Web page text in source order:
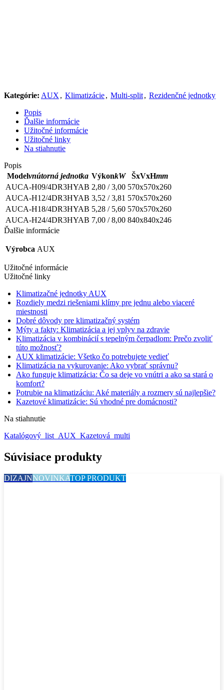
Kategórie: AUX , Klimatizácie, Multi-split, Rezidenčné jednotky
Popis
Ďalšie informácie
Užitočné informácie
Užitočné linky
Na stiahnutie
Popis
Modelvnútorná jednotka VýkonkW ŠxVxHmm
AUCA-H09/4DR3HYAB 2,80 / 3,00 570x570x260
AUCA-H12/4DR3HYAB 3,52 / 3,81 570x570x260
AUCA-H18/4DR3HYAB 5,28 / 5,60 570x570x260
AUCA-H24/4DR3HYAB 7,00 / 8,00 840x840x246
Ďalšie informácie
Výrobca AUX
Užitočné informácie
Užitočné linky
Klimatizačné jednotky AUX
Rozdiely medzi riešeniami klímy pre jednu alebo viaceré
miestnosti
Dobré dôvody pre klimatizačný systém
Mýty a fakty: Klimatizácia a jej vplyv na zdravie
Klimatizácia v kombinácií s tepelným čerpadlom: Prečo zvoliť
túto možnosť?
AUX klimatizácie: Všetko čo potrebujete vedieť
Klimatizácia na vykurovanie: Ako vybrať správnu?
Ako funguje klimatizácia: Čo sa deje vo vnútri a ako sa stará o
komfort?
Potrubie na klimatizáciu: Aké materiály a rozmery sú najlepšie?
Kazetové klimatizácie: Sú vhodné pre domácnosti?
Na stiahnutie
Katalógový_list_AUX_Kazetová_multi
Súvisiace produkty
DIZAJNNOVINKATOP PRODUKT